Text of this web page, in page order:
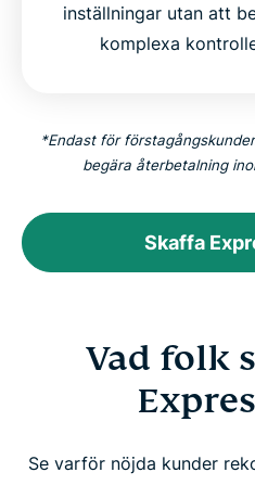
inställningar utan att
komplexa
*Endast för
begära återbetalning
Skaffa
Vad folk
Se varför nöjda kunder